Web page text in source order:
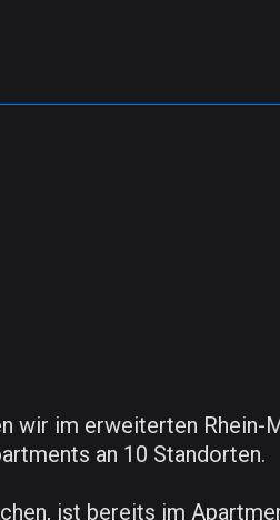
wir im erweiterten Rhein-
an 10 Standorten.
ist bereits im